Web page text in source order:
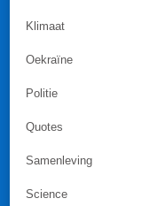
Klimaat
Oekraïne
Politie
Quotes
Samenleving
Science